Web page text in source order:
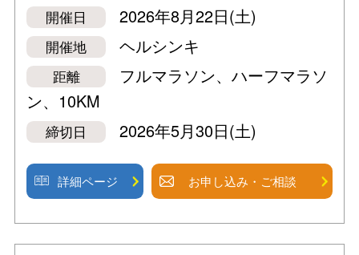
開催日 2026年8月22日(土)
開催地 ヘルシンキ
距離
フルマラソン、ハーフマラソ
ン、10KM
締切日 2026年5月30日(土)
詳細ページ お申し込み・ご相談